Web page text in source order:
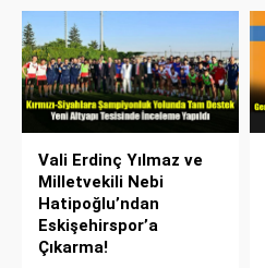
Vali Erdinç Yılmaz ve
Milletvekili Nebi
Hatipoğlu’ndan
Eskişehirspor’a
Çıkarma!